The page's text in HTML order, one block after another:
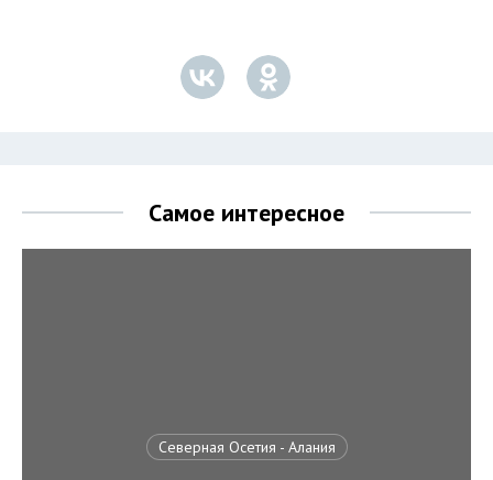
Самое интересное
Северная Осетия - Алания